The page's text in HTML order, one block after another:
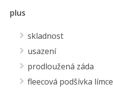
plus
skladnost
usazení
prodloužená záda
fleecová podšívka límce